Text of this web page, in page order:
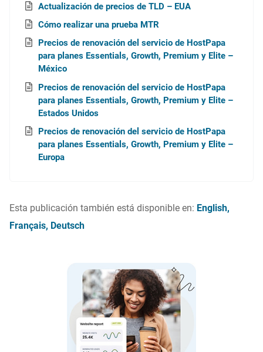
Actualización de precios de TLD – EUA
Cómo realizar una prueba MTR
Precios de renovación del servicio de HostPapa
para planes Essentials, Growth, Premium y Elite –
México
Precios de renovación del servicio de HostPapa
para planes Essentials, Growth, Premium y Elite –
Estados Unidos
Precios de renovación del servicio de HostPapa
para planes Essentials, Growth, Premium y Elite –
Europa
Esta publicación también está disponible en: English
Français Deutsch